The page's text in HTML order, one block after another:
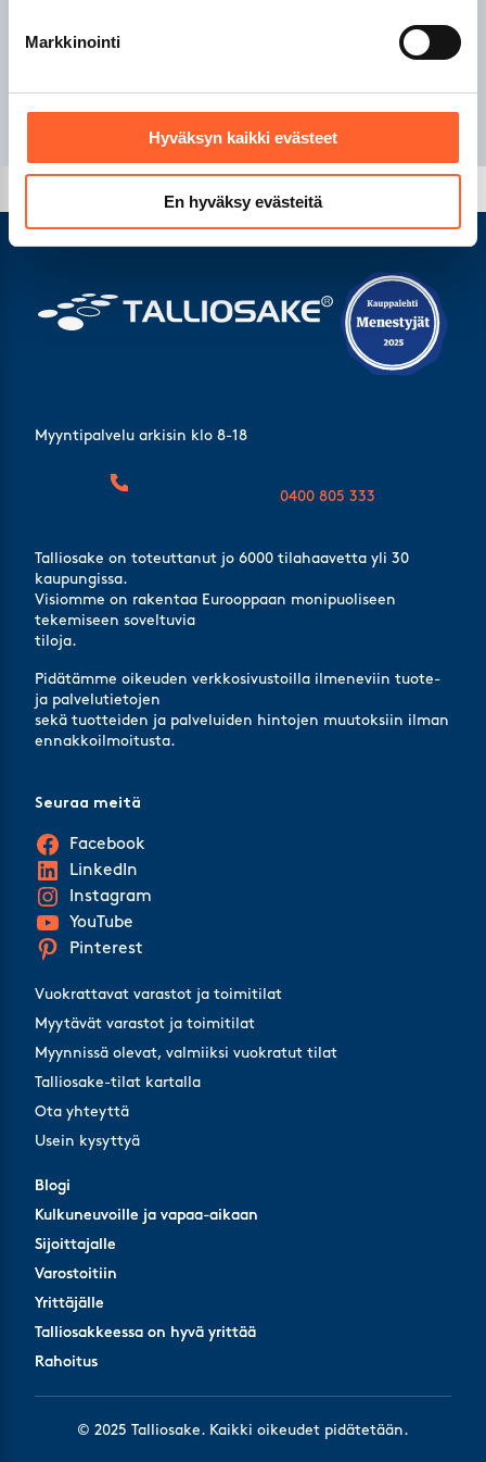
Markkinointi
Hyväksyn kaikki evästeet
En hyväksy evästeitä
Myyntipalvelu arkisin klo 8-18
0400 805 333
Talliosake on toteuttanut jo 6000 tilahaavetta yli 30
kaupungissa.
Visiomme on rakentaa Eurooppaan monipuoliseen
tekemiseen soveltuvia
tiloja.
Pidätämme oikeuden verkkosivustoilla ilmeneviin tuote-
ja palvelutietojen
sekä tuotteiden ja palveluiden hintojen muutoksiin ilman
ennakkoilmoitusta.
Vuokrattavat varastot ja toimitilat
Myytävät varastot ja toimitilat
Myynnissä olevat, valmiiksi vuokratut tilat
Talliosake-tilat kartalla
Ota yhteyttä
Usein kysyttyä
Blogi
Kulkuneuvoille ja vapaa-aikaan
Sijoittajalle
Varostoitiin
Yrittäjälle
Talliosakkeessa on hyvä yrittää
Rahoitus
Seuraa meitä
Facebook
LinkedIn
Instagram
YouTube
Pinterest
Blogi
Kulkuneuvoille ja vapaa-aikaan
Sijoittajalle
Varostoitiin
Yrittäjälle
Talliosakkeessa on hyvä yrittää
Rahoitus
© 2025 Talliosake. Kaikki oikeudet pidätetään.